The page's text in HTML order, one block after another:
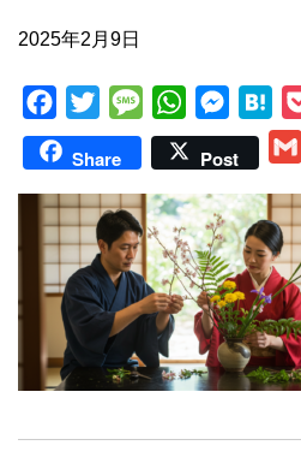
2025年2月9日
a
c
e
o
o
k
w
i
t
t
e
r
M
e
s
s
a
g
e
W
h
a
t
s
A
p
p
e
s
s
e
n
g
e
r
a
t
e
n
a
Share Post